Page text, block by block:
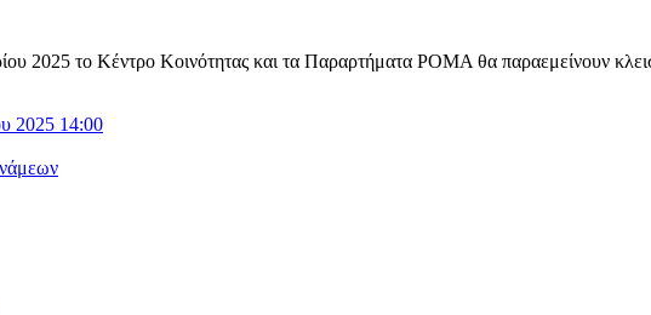
2025 το Κέντρο Κοινότητας και τα Παραρτήματα ΡΟΜΑ θα παραεμείνουν
2025 14:00